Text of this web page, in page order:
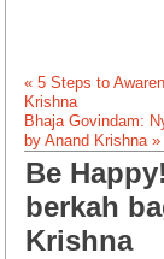
« 5 Steps to
Krishna
Bhaja Govindam:
by Anand Krishna »
Be
berkah
Krishna